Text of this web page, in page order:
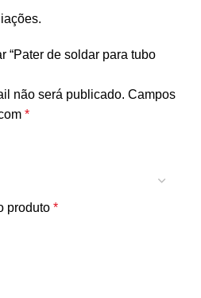
“Pater de soldar para tubo
não será publicado. Campos
*
produto *